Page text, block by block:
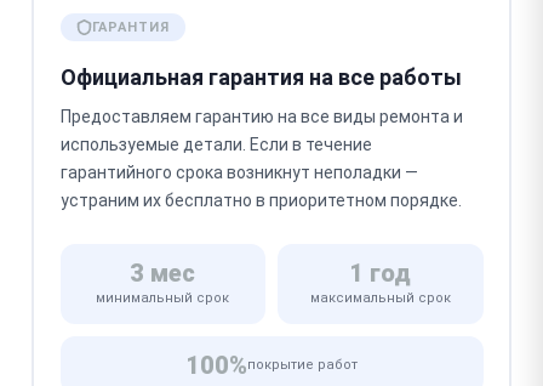
ГАРАНТИЯ
Официальная гарантия на все работы
Предоставляем гарантию на все виды ремонта и
используемые детали. Если в течение
гарантийного срока возникнут неполадки —
устраним их бесплатно в приоритетном порядке.
3 мес
минимальный срок
1 год
максимальный срок
100%покрытие работ